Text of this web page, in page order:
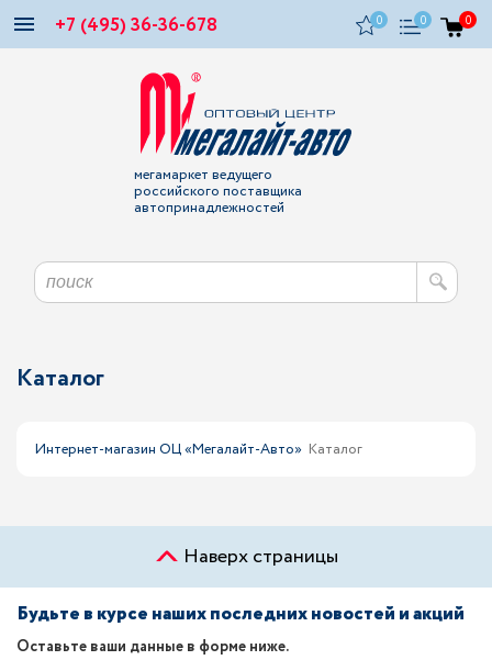
+7 (495) 36-36-678 0 0 0
мегамаркет ведущего
российского поставщика
автопринадлежностей
Каталог
Интернет-магазин ОЦ «Мегалайт-Авто» Каталог
Наверх страницы
Будьте в курсе наших последних новостей и акций
Оставьте ваши данные в форме ниже.